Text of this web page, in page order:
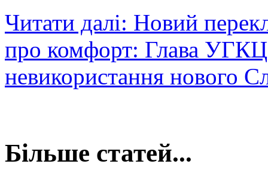
Читати далі: Новий
про комфорт: Глава
невикористання нового
Більше статей...